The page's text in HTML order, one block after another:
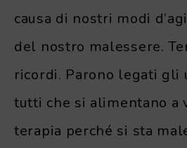
causa di nostri modi
del nostro malessere.
ricordi. Parono legati gli
tutti che si alimentano a
terapia perché si sta